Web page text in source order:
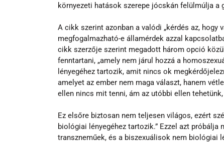
környezeti hatások szerepe jócskán felülmúlja a
A cikk szerint azonban a valódi „kérdés az,
megfogalmazható-e államérdek azzal
cikk szerzője szerint megadott három opció
fenntartani, „amely nem járul hozzá a
lényegéhez tartozik, amit nincs ok
amelyet az ember nem maga választ, hanem
ellen nincs mit tenni, ám az utóbbi ellen
Ez elsőre biztosan nem teljesen világos, ezért
biológiai lényegéhez tartozik.” Ezzel azt
transzneműek, és a biszexuálisok nem biológiai